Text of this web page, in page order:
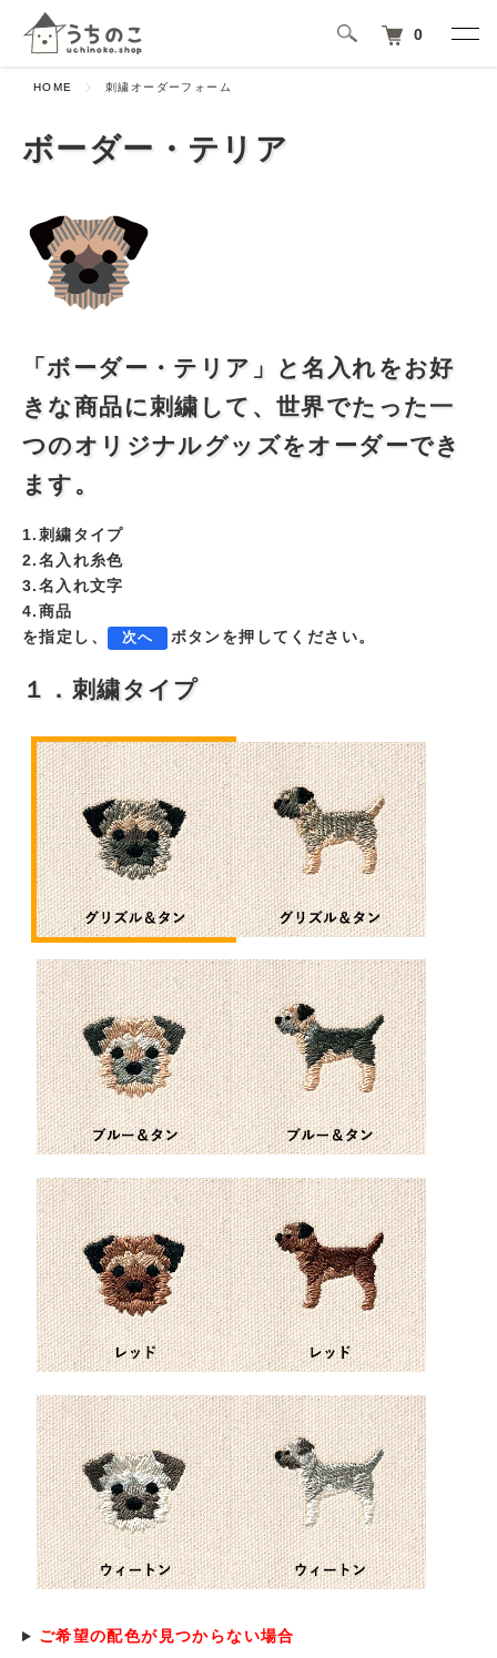
0
HOME 刺繍オーダーフォーム
ボーダー・テリア
「ボーダー・テリア」と名入れをお好
きな商品に刺繍して、世界でたった一
つのオリジナルグッズをオーダーでき
ます。
1.刺繍タイプ
2.名入れ糸色
3.名入れ文字
4.商品
を指定し、
次へ ボタンを押してください。
１．刺繍タイプ
ご希望の配色が見つからない場合